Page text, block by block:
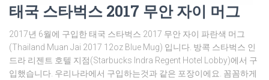
태국 스타벅스 2017 무안 자이 머그
2017년 6월에 구입한 태국 스타벅스 2017 무안 자이 파란색 머그
(Thailand Muan Jai 2017 12oz Blue Mug) 입니다. 방콕 스타벅스 인
드라 리젠트 호텔 지점(Starbucks Indra Regent Hotel Lobby)에서 구
입했습니다. 우리나라에서 구입하는것과 같은 포장이에요. 꼼꼼하게